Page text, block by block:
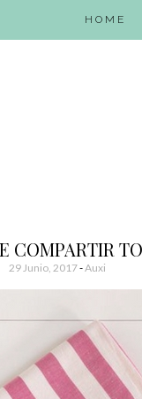
HOME
COMPARTIR
29 Junio, 2017-Auxi